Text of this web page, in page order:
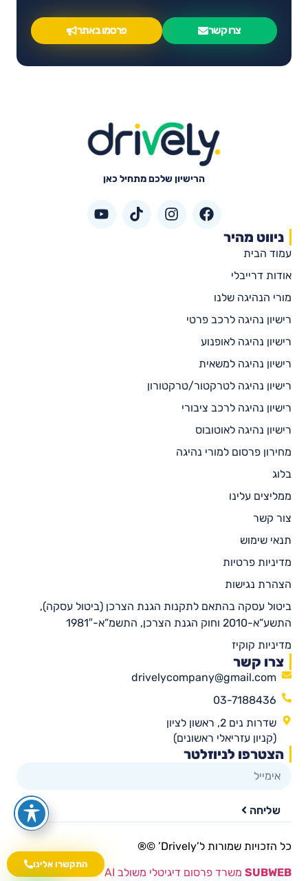
התקשרו אלינו
צרו קשר פרסמו באתר
הרישיון שלכם מתחיל כאן
ניווט מהיר
עמוד הבית
אודות דרייבלי
מורי הנהיגה שלנו
רישיון נהיגה לרכב פרטי
רישיון נהיגה לאופנוע
רישיון נהיגה למשאית
רישיון נהיגה לטרקטור/טרקטורון
רישיון נהיגה לרכב ציבורי
רישיון נהיגה לאוטובוס
מחירון פרסום למורי נהיגה
בלוג
ממליצים עלינו
צור קשר
תנאי שימוש
מדיניות פרטיות
הצהרת נגישות
ביטול עסקה בהתאם לתקנות הגנת הצרכן (ביטול עסקה),
התשע”א-2010 וחוק הגנת הצרכן, התשמ”א-1981″
מדיניות קוקיז
צרו קשר
drivelycompany@gmail.com
03-7188436
שדרות נים 2, ראשון לציון
(קניון עזריאלי ראשונים)
הצטרפו לניוזלטר
שליחה
כל הזכויות שמורות ל’Drively’ ©®​
SUBWEB משרד פרסום דיגיטלי משולב AI